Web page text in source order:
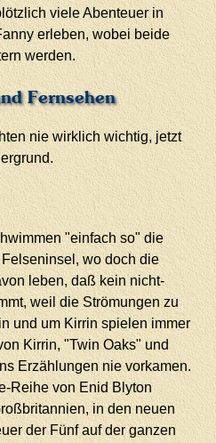
viele Abenteuer in
erleben, wobei beide
werden.
Fernsehen
nie wirklich wichtig, jetzt
"einfach so" die
wo doch die
leben, daß kein nicht-
weil die Strömungen zu
und um Kirrin spielen immer
Kirrin, "Twin Oaks" und
Erzählungen nie vorkamen.
Reihe von Enid Blyton
in den neuen
der Fünf auf der ganzen